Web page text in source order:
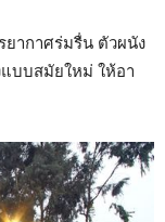
ยากาศร่มรื่น ตัวผนัง
บบสมัยใหม่ ให้อา